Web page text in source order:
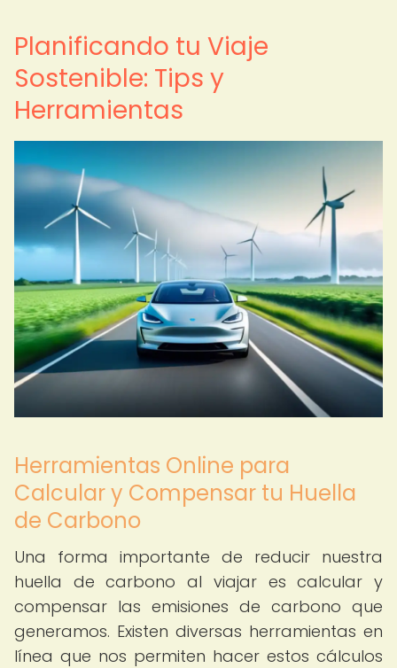
Planificando tu Viaje
Sostenible: Tips y
Herramientas
Herramientas Online para
Calcular y Compensar tu Huella
de Carbono
Una forma importante de reducir nuestra
huella de carbono al viajar es calcular y
compensar las emisiones de carbono que
generamos. Existen diversas herramientas en
línea que nos permiten hacer estos cálculos